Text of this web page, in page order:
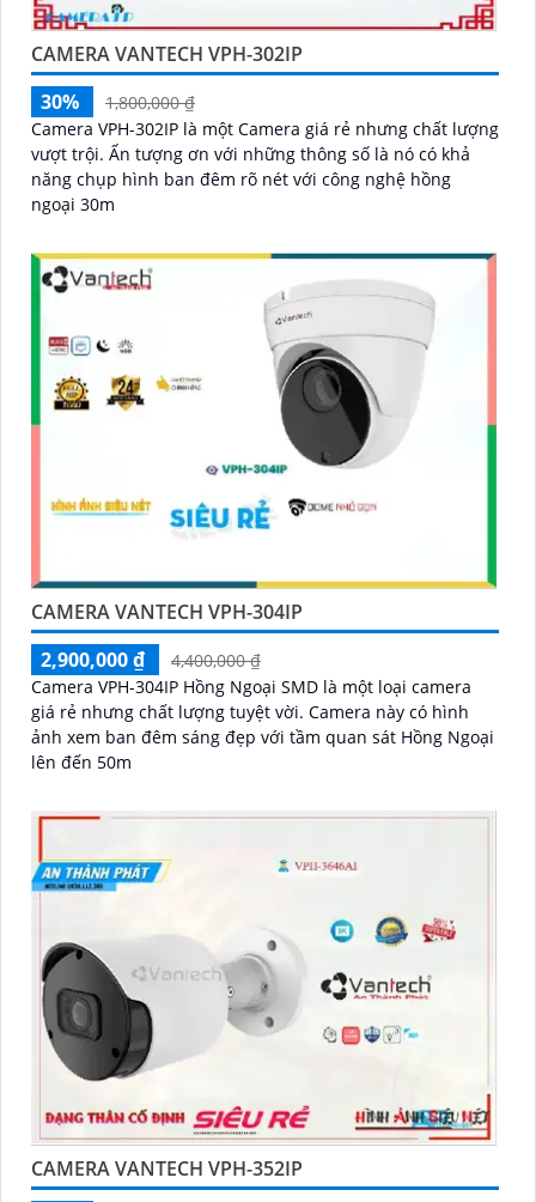
CAMERA VANTECH VPH-302IP
30%
1,800,000 ₫
Camera VPH-302IP là một Camera giá rẻ nhưng chất lượng
vượt trội. Ấn tượng ơn với những thông số là nó có khả
năng chụp hình ban đêm rõ nét với công nghệ hồng
ngoại 30m
CAMERA VANTECH VPH-304IP
2,900,000 ₫
4,400,000 ₫
Camera VPH-304IP Hồng Ngoại SMD là một loại camera
giá rẻ nhưng chất lượng tuyệt vời. Camera này có hình
ảnh xem ban đêm sáng đẹp với tầm quan sát Hồng Ngoại
lên đến 50m
CAMERA VANTECH VPH-352IP